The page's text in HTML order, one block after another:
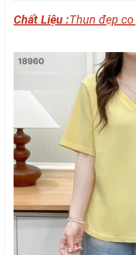
Chất Liệu :Thun đẹp